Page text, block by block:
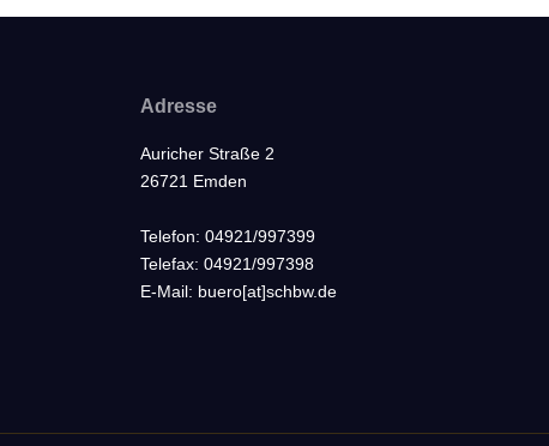
Adresse
Auricher Straße 2
26721 Emden
Telefon: 04921/997399
Telefax: 04921/997398
E-Mail: buero[at]schbw.de